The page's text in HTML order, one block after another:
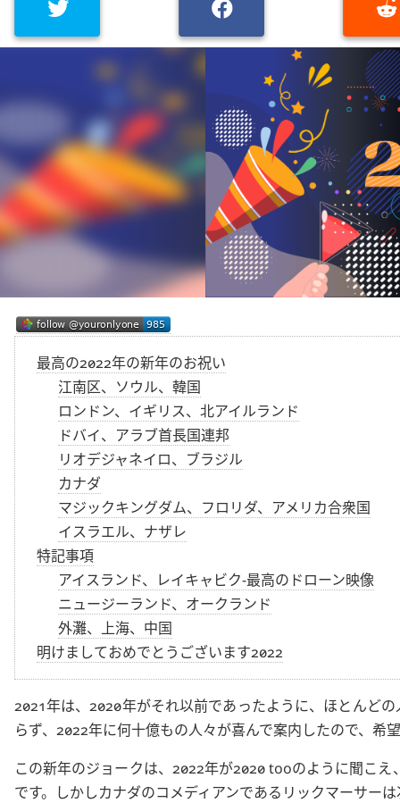
最高の2022年の新年のお祝い
江南区、ソウル、韓国
ロンドン、イギリス、北アイルランド
ドバイ、アラブ首長国連邦
リオデジャネイロ、ブラジル
カナダ
マジックキングダム、フロリダ、アメリカ合衆国
イスラエル、ナザレ
特記事項
アイスランド、レイキャビク-最高のドローン映像
ニュージーランド、オークランド
外灘、上海、中国
明けましておめでとうございます2022
2021年は、2020年がそれ以前であったように、ほとんど
らず、2022年に何十億もの人々が喜んで案内したので、希
この新年のジョークは、2022年が2020 tooのように聞こえ
です。しかしカナダのコメディアンであるリックマーサー